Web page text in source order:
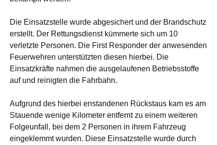
Die Einsatzstelle wurde abgesichert und der Brandschutz
erstellt. Der Rettungsdienst kümmerte sich um 10
verletzte Personen. Die First Responder der anwesenden
Feuerwehren unterstützten diesen hierbei. Die
Einsatzkräfte nahmen die ausgelaufenen Betriebsstoffe
auf und reinigten die Fahrbahn.
Aufgrund des hierbei enstandenen Rückstaus kam es am
Stauende wenige Kilometer entfernt zu einem weiteren
Folgeunfall, bei dem 2 Personen in ihrem Fahrzeug
eingeklemmt wurden. Diese Einsatzstelle wurde durch